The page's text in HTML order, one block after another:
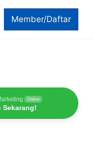
Member/Daftar
Online
Sekarang!